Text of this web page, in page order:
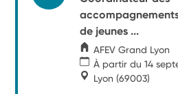
de jeunes ...
AFEV Grand Lyon
À partir du 14
Lyon (69003)